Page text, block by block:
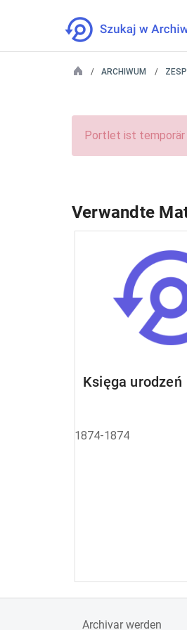
ARCHIWUM
Portlet ist temporär
Verwandte
Księga urodzeń
1874-1874
Archivar werden